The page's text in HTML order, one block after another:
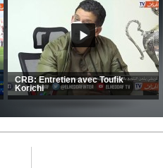
MCA: Kaci-Saïd évoque le large
succès du Mouloudia face au FC
MFM